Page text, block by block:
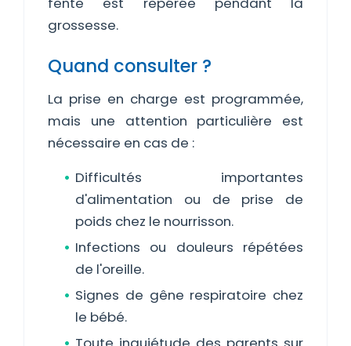
grossesse.
Quand consulter ?
La prise en charge est programmée,
mais une attention particulière est
nécessaire en cas de :
Difficultés importantes
d'alimentation ou de prise de
poids chez le nourrisson.
Infections ou douleurs répétées
de l'oreille.
Signes de gêne respiratoire chez
le bébé.